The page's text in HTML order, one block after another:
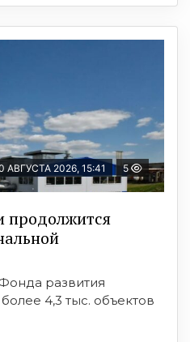
АВГУСТА 2026, 15:41 5
продолжится
развития
4,3 тыс. объектов